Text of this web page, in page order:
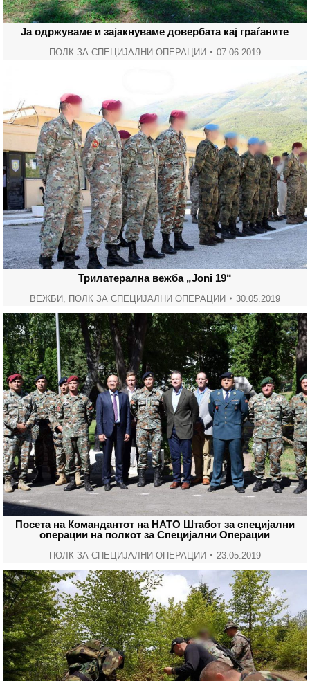
Ја одржуваме и зајакнуваме довербата кај граѓаните
ПОЛК ЗА СПЕЦИЈАЛНИ ОПЕРАЦИИ 07.06.2019
Трилатерална вежба „Joni 19“
ВЕЖБИ, ПОЛК ЗА СПЕЦИЈАЛНИ ОПЕРАЦИИ 30.05.2019
Посета на Командантот на НАТО Штабот за специјални
операции на полкот за Специјални Операции
ПОЛК ЗА СПЕЦИЈАЛНИ ОПЕРАЦИИ 23.05.2019